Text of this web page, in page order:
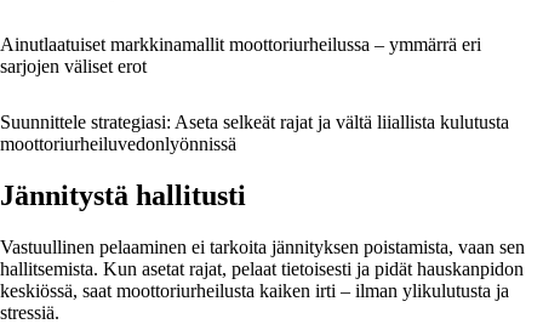
Ainutlaatuiset markkinamallit moottoriurheilussa – ymmärrä eri
sarjojen väliset erot
Suunnittele strategiasi: Aseta selkeät rajat ja vältä liiallista kulutusta
moottoriurheiluvedonlyönnissä
Jännitystä hallitusti
Vastuullinen pelaaminen ei tarkoita jännityksen poistamista, vaan sen
hallitsemista. Kun asetat rajat, pelaat tietoisesti ja pidät hauskanpidon
keskiössä, saat moottoriurheilusta kaiken irti – ilman ylikulutusta ja
stressiä.